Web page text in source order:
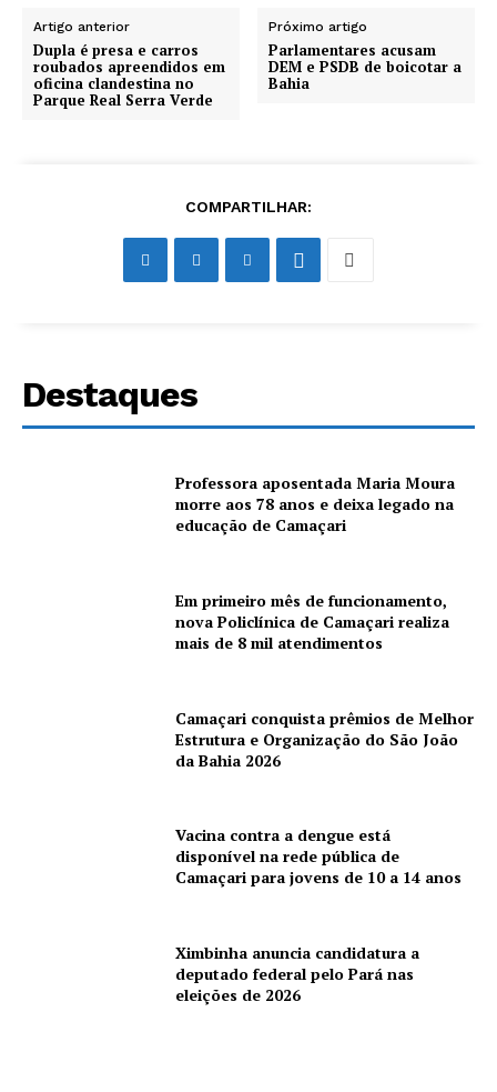
Artigo anterior
Dupla é presa e carros
roubados apreendidos em
oficina clandestina no
Parque Real Serra Verde
Próximo artigo
Parlamentares acusam
DEM e PSDB de boicotar a
Bahia
COMPARTILHAR:
Destaques
Professora aposentada Maria Moura
morre aos 78 anos e deixa legado na
educação de Camaçari
Em primeiro mês de funcionamento,
nova Policlínica de Camaçari realiza
mais de 8 mil atendimentos
Camaçari conquista prêmios de Melhor
Estrutura e Organização do São João
da Bahia 2026
Vacina contra a dengue está
disponível na rede pública de
Camaçari para jovens de 10 a 14 anos
Ximbinha anuncia candidatura a
deputado federal pelo Pará nas
eleições de 2026